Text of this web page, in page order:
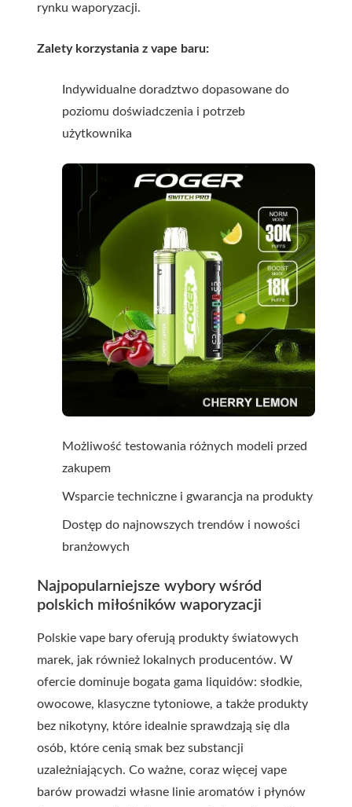
rynku waporyzacji.
Zalety korzystania z vape baru:
Indywidualne doradztwo dopasowane do
poziomu doświadczenia i potrzeb
użytkownika
Możliwość testowania różnych modeli przed
zakupem
Wsparcie techniczne i gwarancja na produkty
Dostęp do najnowszych trendów i nowości
branżowych
Najpopularniejsze wybory wśród
polskich miłośników waporyzacji
Polskie vape bary oferują produkty światowych
marek, jak również lokalnych producentów. W
ofercie dominuje bogata gama liquidów: słodkie,
owocowe, klasyczne tytoniowe, a także produkty
bez nikotyny, które idealnie sprawdzają się dla
osób, które cenią smak bez substancji
uzależniających. Co ważne, coraz więcej vape
barów prowadzi własne linie aromatów i płynów